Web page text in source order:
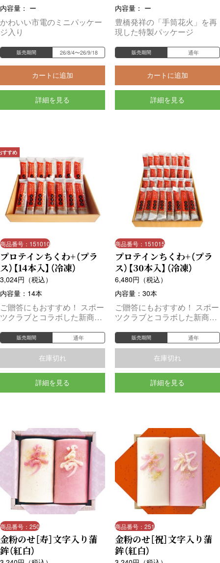
内容量： ー
かわいい市電のミニパッケー
ジ入り
販売期間 26/8/4〜26/9/18
カートに追加
詳細を見る
内容量： ー
豊橋発祥の「手筒花火」を再
現した特製パッケージ
販売期間 通年
カートに追加
詳細を見る
すすめ
商品番号：151010
プロテインちくわ+（プラ
ス）【14本入】（冷凍）
3,024円（税込）
内容量：14本
ご贈答にもおすすめ！ スポー
ツクラブとコラボした新商
の旨味をしっかりと感じられ
る食べやすいちくわです。
販売期間 通年
在庫切れ
詳細を見る
商品番号：151015
プロテインちくわ+（プラ
ス）【30本入】（冷凍）
6,480円（税込）
内容量：30本
ご贈答にもおすすめ！ スポー
ツクラブとコラボした新商
の旨味をしっかりと感じられ
る食べやすいちくわです。
販売期間 通年
在庫切れ
詳細を見る
商品番号：250
金粉のせ［寿］文字入り蒲
鉾（紅白）
商品番号：251
金粉のせ［祝］文字入り蒲
鉾（紅白）